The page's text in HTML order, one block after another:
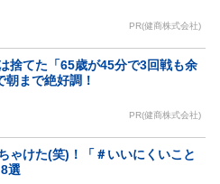
PR(健商株式会社)
捨てた「65歳が45分で3回戦も余
朝まで絶好調！
PR(健商株式会社)
ゃけた(笑)！「＃いいにくいこと
選